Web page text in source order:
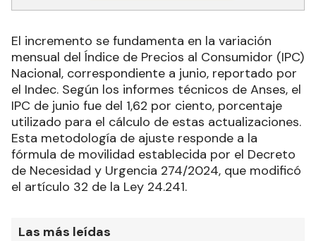
El incremento se fundamenta en la variación
mensual del Índice de Precios al Consumidor (IPC)
Nacional, correspondiente a junio, reportado por
el Indec. Según los informes técnicos de Anses, el
IPC de junio fue del 1,62 por ciento, porcentaje
utilizado para el cálculo de estas actualizaciones.
Esta metodología de ajuste responde a la
fórmula de movilidad establecida por el Decreto
de Necesidad y Urgencia 274/2024, que modificó
el artículo 32 de la Ley 24.241.
Las más leídas